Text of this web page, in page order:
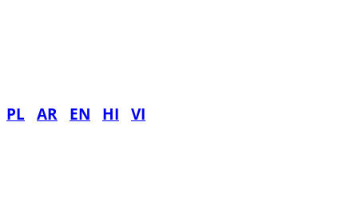
PL AR EN HI VI